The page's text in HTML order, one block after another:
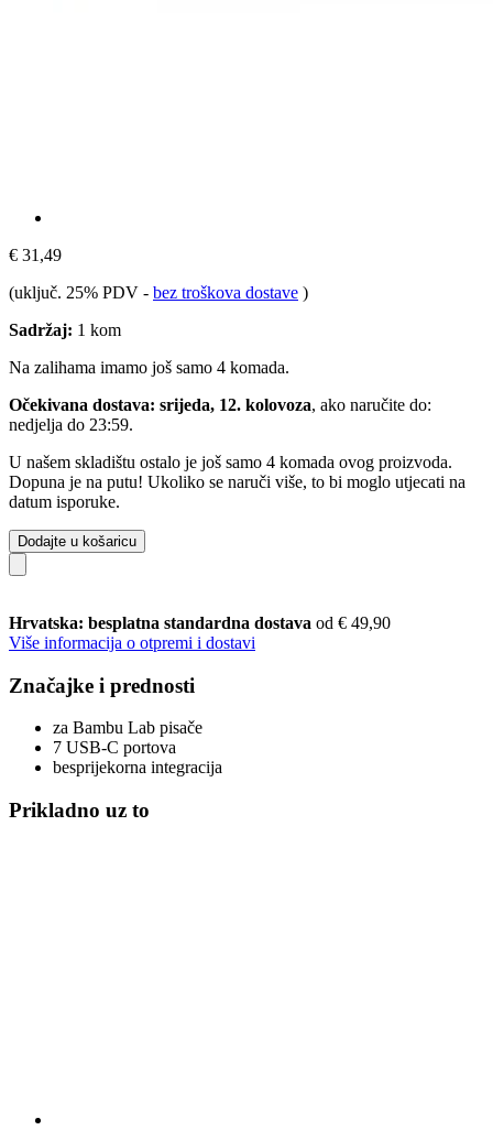
€ 31,49
(uključ. 25% PDV - bez troškova dostave )
Sadržaj: 1 kom
Na zalihama imamo još samo 4 komada.
Očekivana dostava: srijeda, 12. kolovoza, ako naručite do:
nedjelja do 23:59.
U našem skladištu ostalo je još samo 4 komada ovog proizvoda.
Dopuna je na putu! Ukoliko se naruči više, to bi moglo utjecati na
datum isporuke.
Dodajte u košaricu
Hrvatska: besplatna standardna dostava od € 49,90
Više informacija o otpremi i dostavi
Značajke i prednosti
za Bambu Lab pisače
7 USB-C portova
besprijekorna integracija
Prikladno uz to